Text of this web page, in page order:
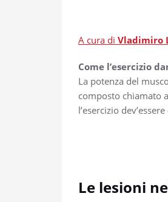
A cura di Vladimiro
Come l’esercizio
La potenza del
composto chiamato
l’esercizio
Le lesioni